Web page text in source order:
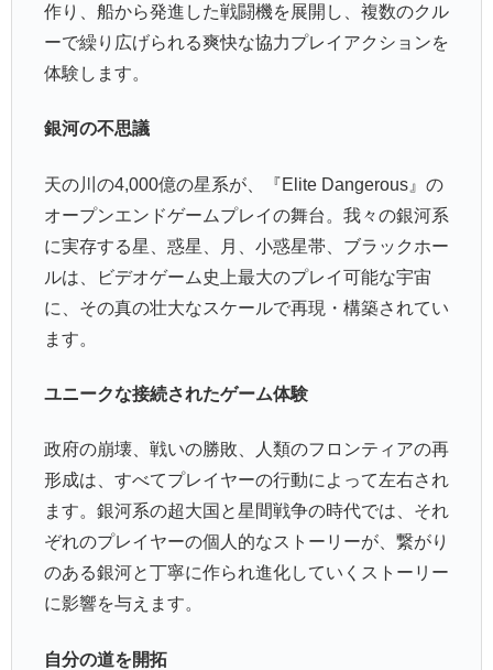
作り、船から発進した戦闘機を展開し、複数のクル
ーで繰り広げられる爽快な協力プレイアクションを
体験します。
銀河の不思議
天の川の4,000億の星系が、『Elite Dangerous』の
オープンエンドゲームプレイの舞台。我々の銀河系
に実存する星、惑星、月、小惑星帯、ブラックホー
ルは、ビデオゲーム史上最大のプレイ可能な宇宙
に、その真の壮大なスケールで再現・構築されてい
ます。
ユニークな接続されたゲーム体験
政府の崩壊、戦いの勝敗、人類のフロンティアの再
形成は、すべてプレイヤーの行動によって左右され
ます。銀河系の超大国と星間戦争の時代では、それ
ぞれのプレイヤーの個人的なストーリーが、繋がり
のある銀河と丁寧に作られ進化していくストーリー
に影響を与えます。
自分の道を開拓